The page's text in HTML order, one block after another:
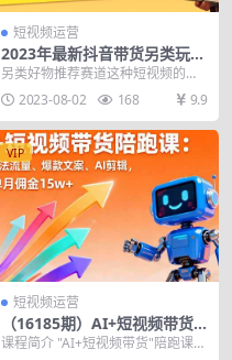
短视频运营
2023年最新抖音带货另类玩
法，3天起号，月销破万（保
另类好物推荐赛道这种短视频的表
现形式很吸引人，能够吸引观众停
下来观看，玩法的简单...
2023-08-02 168 9.9
VIP
短视频运营
（16185期）AI+短视频带货
陪跑课：掌握算法流量、爆款
课程简介 "AI+短视频带货"陪跑课，